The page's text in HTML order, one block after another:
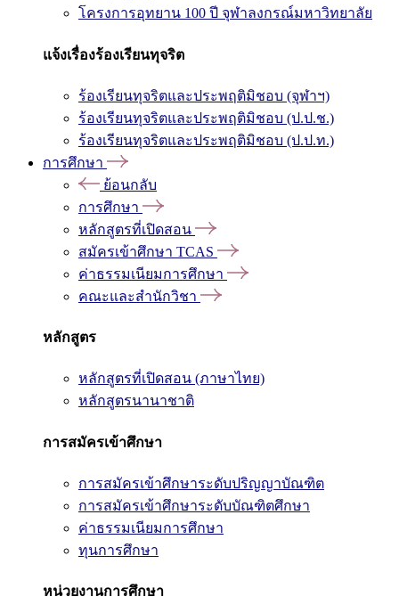
โครงการอุทยาน 100 ปี จุฬาลงกรณ์มหาวิทยาลัย
แจ้งเรื่องร้องเรียนทุจริต
ร้องเรียนทุจริตและประพฤติมิชอบ (จุฬาฯ)
ร้องเรียนทุจริตและประพฤติมิชอบ (ป.ป.ช.)
ร้องเรียนทุจริตและประพฤติมิชอบ (ป.ป.ท.)
การศึกษา
ย้อนกลับ
การศึกษา
หลักสูตรที่เปิดสอน
สมัครเข้าศึกษา TCAS
ค่าธรรมเนียมการศึกษา
คณะและสำนักวิชา
หลักสูตร
หลักสูตรที่เปิดสอน (ภาษาไทย)
หลักสูตรนานาชาติ
การสมัครเข้าศึกษา
การสมัครเข้าศึกษาระดับปริญญาบัณฑิต
การสมัครเข้าศึกษาระดับบัณฑิตศึกษา
ค่าธรรมเนียมการศึกษา
ทุนการศึกษา
หน่วยงานการศึกษา